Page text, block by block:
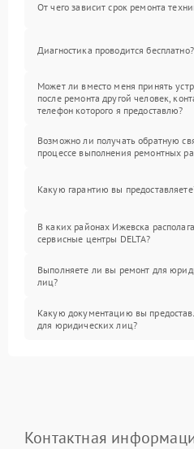
От чего зависит срок ремонта
Диагностика проводится бесплатно?
Может ли вместо меня принять
после ремонта другой человек,
телефон которого я предоставлю?
Возможно ли получать обратную
процессе выполнения ремонтных
Какую гарантию вы
В каких районах Ижевска
сервисные центры DELTA?
Выполняете ли вы ремонт для
лиц?
Какую документацию вы
для юридических лиц?
Контактная